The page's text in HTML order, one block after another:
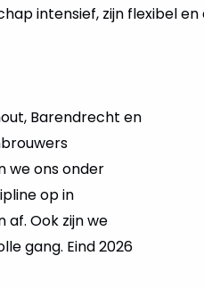
intensief, zijn flexibel en
Barendrecht en
we ons onder
op in
Ook zijn we
gang. Eind 2026